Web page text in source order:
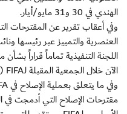
الهندي في 30 و31 مايو/أيار.
اللجنة التنفيذية تماماً قراراً
الآن خلال الجمعية المقبلة لـFIFA (راجع الوثيقة إلى اليسار).
مقترحات الإصلاح التي أدمجت في